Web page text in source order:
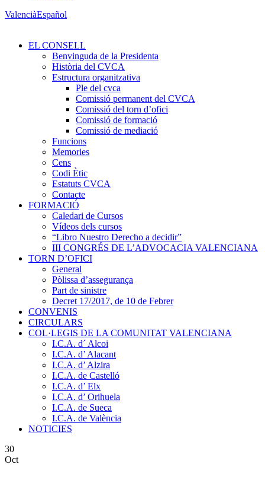
ValenciàEspañol
EL CONSELL
Benvinguda de la Presidenta
Història del CVCA
Estructura organitzativa
Ple del cvca
Comissió permanent del CVCA
Comissió del torn d’ofici
Comissió de formació
Comissió de mediació
Funcions
Memories
Cens
Codi Ètic
Estatuts CVCA
Contacte
FORMACIÓ
Caledari de Cursos
Vídeos dels cursos
“Libro Nuestro Derecho a decidir”
III CONGRÉS DE L’ADVOCACIA VALENCIANA
TORN D’OFICI
General
Pòlissa d’assegurança
Part de sinistre
Decret 17/2017, de 10 de Febrer
CONVENIS
CIRCULARS
COL·LEGIS DE LA COMUNITAT VALENCIANA
I.C.A. d´ Alcoi
I.C.A. d’ Alacant
I.C.A. d’ Alzira
I.C.A. de Castelló
I.C.A. d’ Elx
I.C.A. d’ Orihuela
I.C.A. de Sueca
I.C.A. de València
NOTICIES
30
Oct